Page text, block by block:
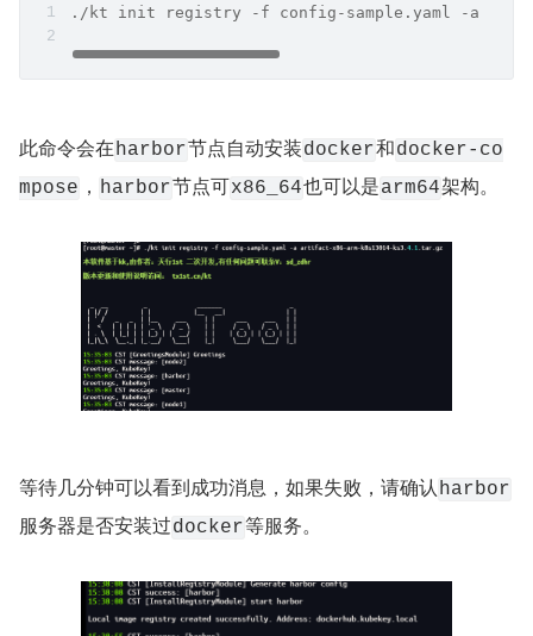
./kt init registry -f config-sample.yaml -a
此命令会在harbor节点自动安装docker和docker-co
mpose ， harbor节点可x86_64也可以是arm64架构。
等待几分钟可以看到成功消息，如果失败，请确认 harbor
服务器是否安装过docker等服务。